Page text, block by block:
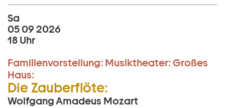
Sa
05 09 2026
18 Uhr
Familienvorstellung: Musiktheater: Großes
Haus:
Die Zauberflöte:
Wolfgang Amadeus Mozart